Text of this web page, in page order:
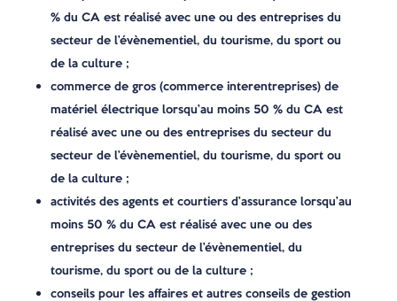
% du CA est réalisé avec une ou des entreprises du
secteur de l’évènementiel, du tourisme, du sport ou
de la culture ;
commerce de gros (commerce interentreprises) de
matériel électrique lorsqu’au moins 50 % du CA est
réalisé avec une ou des entreprises du secteur du
secteur de l’évènementiel, du tourisme, du sport ou
de la culture ;
activités des agents et courtiers d’assurance lorsqu’au
moins 50 % du CA est réalisé avec une ou des
entreprises du secteur de l’évènementiel, du
tourisme, du sport ou de la culture ;
conseils pour les affaires et autres conseils de gestion